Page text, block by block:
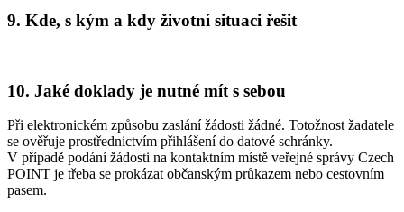
9. Kde, s kým a kdy životní situaci řešit
10. Jaké doklady je nutné mít s sebou
Při elektronickém způsobu zaslání žádosti žádné. Totožnost žadatele
se ověřuje prostřednictvím přihlášení do datové schránky.
V případě podání žádosti na kontaktním místě veřejné správy Czech
POINT je třeba se prokázat občanským průkazem nebo cestovním
pasem.